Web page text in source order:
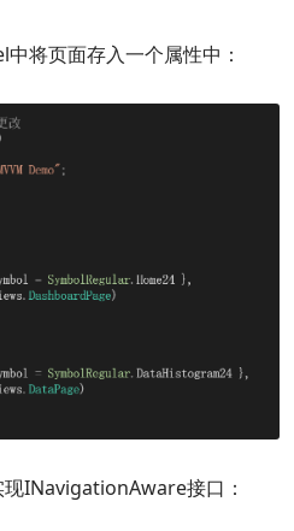
将页面存入一个属性中：
INavigationAware接口：